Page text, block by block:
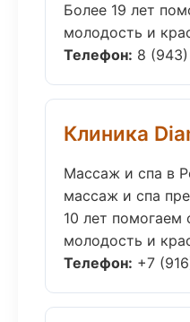
Более 19 лет
молодость и
Телефон: 8
Клиника
Массаж и спа в
массаж и спа
10 лет помогаем
молодость и
Телефон: +7